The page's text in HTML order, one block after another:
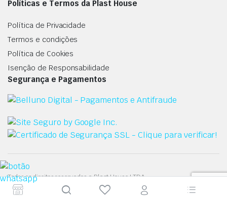
Políticas e Termos da Plast House
Política de Privacidade
Termos e condições
Política de Cookies
Isenção de Responsabilidade
Segurança e Pagamentos
Todos os direitos reservados a Plast House LTDA.